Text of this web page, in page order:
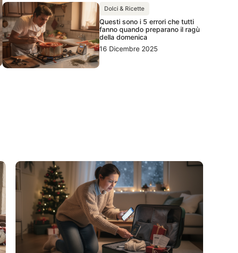
Dolci & Ricette
Questi sono i 5 errori che tutti
fanno quando preparano il ragù
della domenica
16 Dicembre 2025